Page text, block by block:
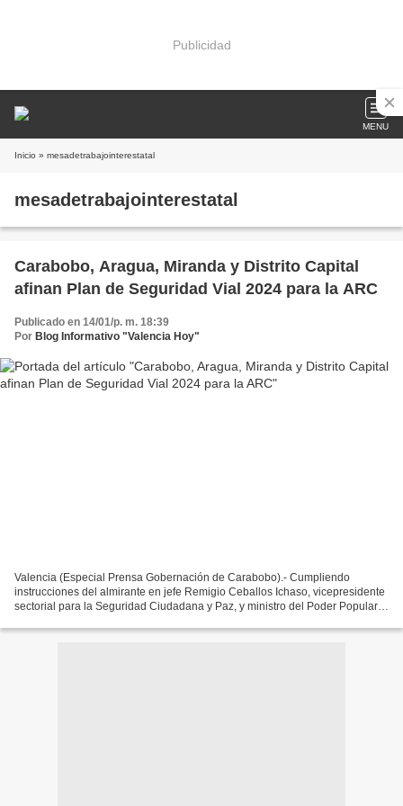
Publicidad
MENU
Inicio » mesadetrabajointerestatal
mesadetrabajointerestatal
Carabobo, Aragua, Miranda y Distrito Capital
afinan Plan de Seguridad Vial 2024 para la ARC
Publicado en 14/01/p. m. 18:39
Por Blog Informativo "Valencia Hoy"
Valencia (Especial Prensa Gobernación de Carabobo).- Cumpliendo
instrucciones del almirante en jefe Remigio Ceballos Ichaso, vicepresidente
sectorial para la Seguridad Ciudadana y Paz, y ministro del Poder Popular